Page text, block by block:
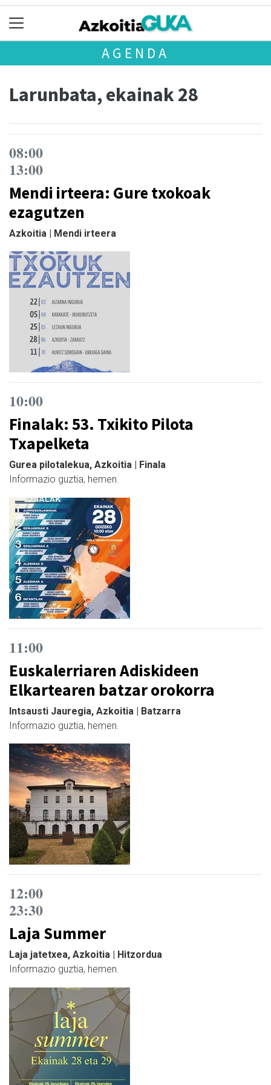
AGENDA
Larunbata, ekainak 28
08:00
13:00
Mendi irteera: Gure txokoak
ezagutzen
Azkoitia | Mendi irteera
10:00
Finalak: 53. Txikito Pilota
Txapelketa
Gurea pilotalekua, Azkoitia | Finala
Informazio guztia, hemen.
11:00
Euskalerriaren Adiskideen
Elkartearen batzar orokorra
Intsausti Jauregia, Azkoitia | Batzarra
Informazio guztia, hemen.
12:00
23:30
Laja Summer
Laja jatetxea, Azkoitia | Hitzordua
Informazio guztia, hemen.